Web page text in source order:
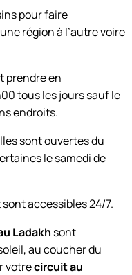
pour faire
région à l’autre voire
prendre en
tous les jours sauf le
endroits.
sont ouvertes du
le samedi de
accessibles 24/7.
Ladakh sont
au coucher du
votrecircuit au